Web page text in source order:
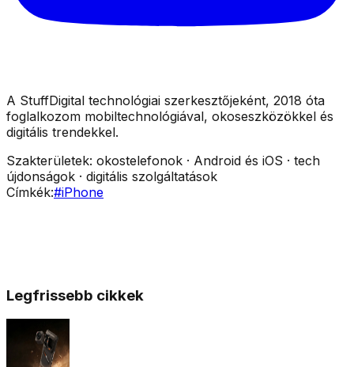
A StuffDigital technológiai szerkesztőjeként, 2018 óta
foglalkozom mobiltechnológiával, okoseszközökkel és
digitális trendekkel.
Szakterületek: okostelefonok · Android és iOS · tech
újdonságok · digitális szolgáltatások
Címkék:#iPhone
Legfrissebb cikkek